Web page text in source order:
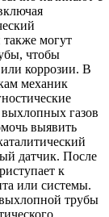
могут
чтобы
коррозии. В
механик
выхлопных газов
выявить
датчик. После
к
или системы.
трубы